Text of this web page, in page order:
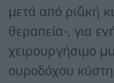
μετά από ριζική
θεραπεία-, για
χειρουργήσιμο
ουροδόχου